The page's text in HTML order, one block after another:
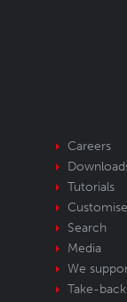
Careers
Tutorials
Search
Media
We
Take-